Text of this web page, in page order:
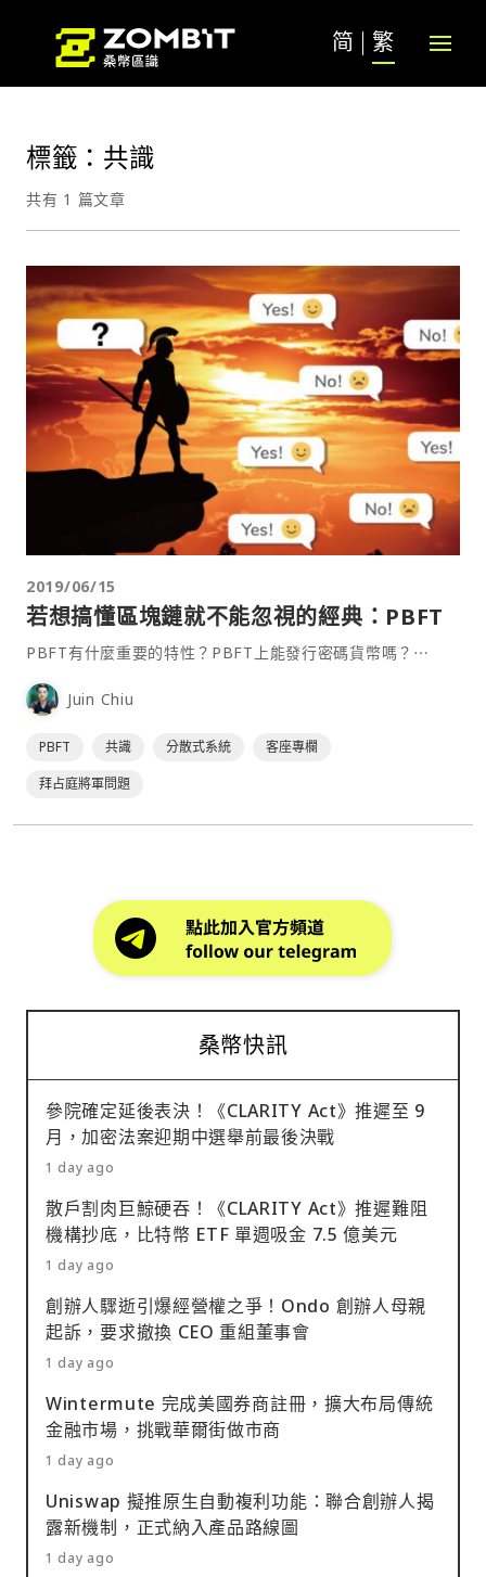
简 繁
標籤：共識
共有 1 篇文章
2019/06/15
若想搞懂區塊鏈就不能忽視的經典：PBFT
PBFT有什麼重要的特性？PBFT上能發行密碼貨幣嗎？⋯
Juin Chiu
PBFT 共識 分散式系統
客座專欄
拜占庭將軍問題
桑幣快訊
參院確定延後表決！《CLARITY Act》推遲至 9
月，加密法案迎期中選舉前最後決戰
1 day ago
散戶割肉巨鯨硬吞！《CLARITY Act》推遲難阻
機構抄底，比特幣 ETF 單週吸金 7.5 億美元
1 day ago
創辦人驟逝引爆經營權之爭！Ondo 創辦人母親
起訴，要求撤換 CEO 重組董事會
1 day ago
Wintermute 完成美國券商註冊，擴大布局傳統
金融市場，挑戰華爾街做市商
1 day ago
Uniswap 擬推原生自動複利功能：聯合創辦人揭
露新機制，正式納入產品路線圖
1 day ago